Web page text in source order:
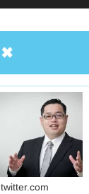
✖
twitter.com